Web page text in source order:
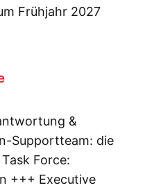
Frühjahr 2027
&
Supportteam: die
Force:
+++ Executive